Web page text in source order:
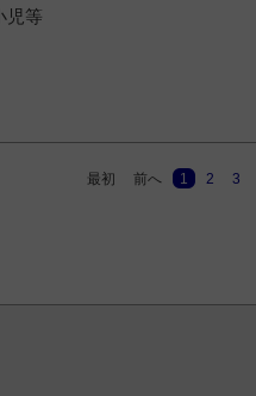
児等
最初 前へ 1 2 3